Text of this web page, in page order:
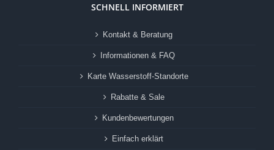
SCHNELL INFORMIERT
Kontakt & Beratung
Informationen & FAQ
Karte Wasserstoff-Standorte
Rabatte & Sale
Kundenbewertungen
Einfach erklärt